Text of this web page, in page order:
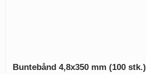
Buntebånd 4,8x350 mm (100 stk.)